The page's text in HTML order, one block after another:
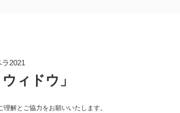
2021
ィドウ」
解とご協力をお願いいたします。